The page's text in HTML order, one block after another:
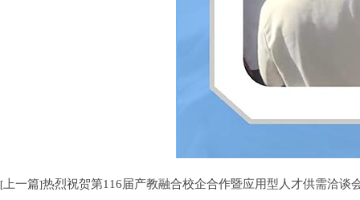
[ 上一篇]热烈祝贺第116届产教融合校企合作暨应用型人才供需洽谈